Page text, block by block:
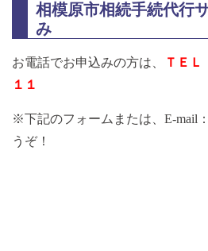
相模原市相続手続代行
み
お電話でお申込みの方は、
ＴＥ
１１
※下記のフォームまたは、 E-mail
うぞ！